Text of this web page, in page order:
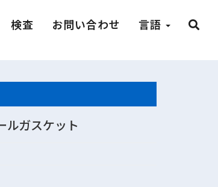
検査 お問い合わせ 言語
ルガスケット